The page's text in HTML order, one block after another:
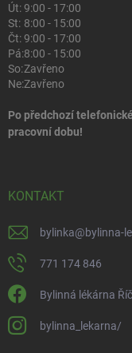
Út:9:00 - 17:00
St: 8:00 - 15:00
Čt:9:00 - 17:00
Pá:8:00 - 15:00
So:Zavřeno
Ne:Zavřeno
Po předchozí
pracovní dobu!
KONTAKT
bylinka@bylinna-
771 174 846
Bylinná lékárna
bylinna_lekarna/